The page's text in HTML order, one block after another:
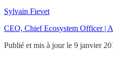
Sylvain Fievet
CEO, Chief Ecosystem Officer |
Publié et mis à jour le 9 janvier